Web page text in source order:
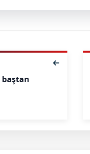
baştan